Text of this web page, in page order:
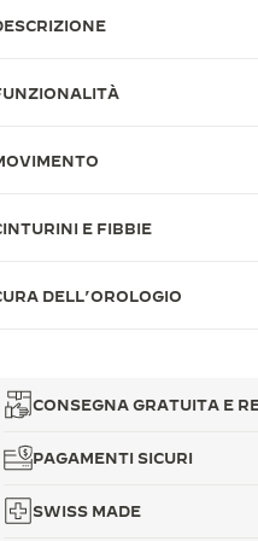
E FIBBIE
DELL’OROLOGIO
CONSEGNA GRATUITA E
PAGAMENTI SICURI
SWISS MADE